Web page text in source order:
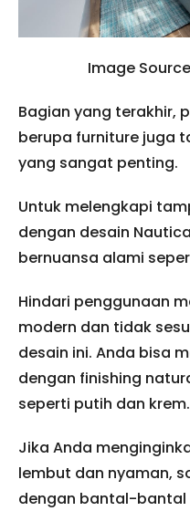
Image
Bagian yang terakhir,
berupa furniture juga
yang sangat penting.
Untuk melengkapi
dengan desain
bernuansa alami
Hindari penggunaan
modern dan tidak
desain ini. Anda bisa
dengan finishing
seperti putih dan krem.
Jika Anda
lembut dan nyaman,
dengan bantal-bantal